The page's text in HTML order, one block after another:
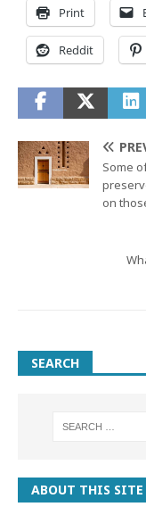
Print
Reddit
Some
on
SEARCH
ABOUT THIS SITE